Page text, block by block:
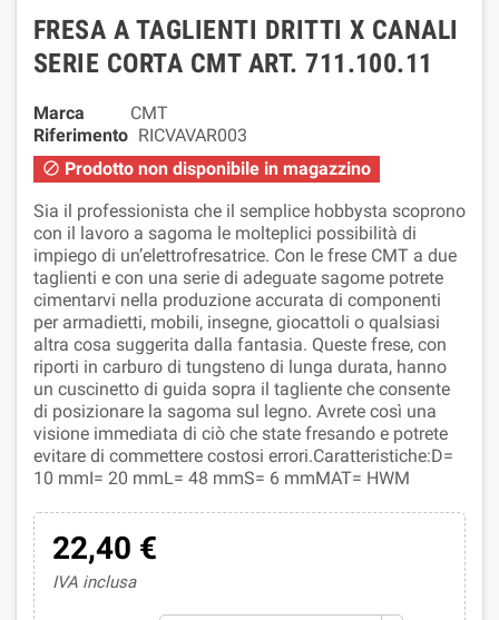
FRESA A TAGLIENTI DRITTI X CANALI
SERIE CORTA CMT ART. 711.100.11
Marca
CMT
Riferimento RICVAVAR003
 Prodotto non disponibile in magazzino
Sia il professionista che il semplice hobbysta scoprono
con il lavoro a sagoma le molteplici possibilità di
impiego di un’elettrofresatrice. Con le frese CMT a due
taglienti e con una serie di adeguate sagome potrete
cimentarvi nella produzione accurata di componenti
per armadietti, mobili, insegne, giocattoli o qualsiasi
altra cosa suggerita dalla fantasia. Queste frese, con
riporti in carburo di tungsteno di lunga durata, hanno
un cuscinetto di guida sopra il tagliente che consente
di posizionare la sagoma sul legno. Avrete così una
visione immediata di ciò che state fresando e potrete
evitare di commettere costosi errori.Caratteristiche:D=
10 mmI= 20 mmL= 48 mmS= 6 mmMAT= HWM
22,40 €
IVA inclusa